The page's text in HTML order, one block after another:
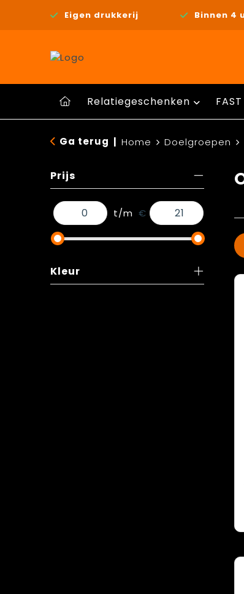
Eigen drukkerij Binnen 4
Relatiegeschenken
Ga terug Home Doelgroepen
Prijs
t/m €
Kleur